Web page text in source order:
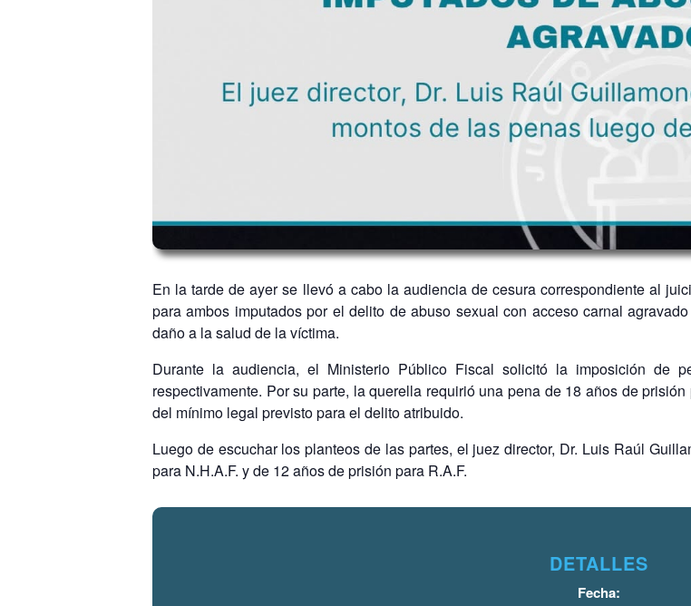
En la tarde de ayer se llevó a cabo la audiencia de cesura correspondiente al
para ambos imputados por el delito de abuso sexual con acceso carnal
daño a la salud de la víctima.
Durante la audiencia, el Ministerio Público Fiscal solicitó la imposición de
respectivamente. Por su parte, la querella requirió una pena de 18 años de
del mínimo legal previsto para el delito atribuido.
Luego de escuchar los planteos de las partes, el juez director, Dr. Luis Raúl
para N.H.A.F. y de 12 años de prisión para R.A.F.
DETALLES
Fecha: